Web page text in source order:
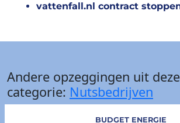
vattenfall.nl contract
Andere opzeggingen uit
categorie: Nutsbedrijven
BUDGET ENERGIE